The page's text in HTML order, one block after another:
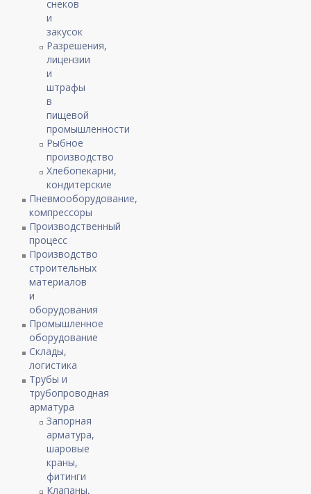
снеков
и
закусок
Разрешения,
лицензии
и
штрафы
в
пищевой
промышленности
Рыбное
производство
Хлебопекарни,
кондитерские
Пневмооборудование,
компрессоры
Производственный
процесс
Производство
строительных
материалов
и
оборудования
Промышленное
оборудование
Склады,
логистика
Трубы и
трубопроводная
арматура
Запорная
арматура,
шаровые
краны,
фитинги
Клапаны,